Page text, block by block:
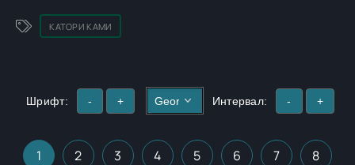
людей нашлись некрасивые и страшные тайны.
КАТОРИ КАМИ
Шрифт: - + Интервал: - +
1 2 3 4 5 6 7 8